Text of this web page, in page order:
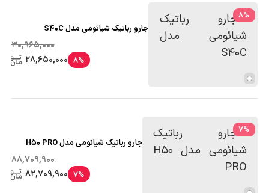
%
8
جارو رباتیک شیائومی مدل S40C
30,965,000
8%
28,650,000
%
7
جارو رباتیک شیائومی مدل H50 PRO
88,709,900
7%
82,709,900